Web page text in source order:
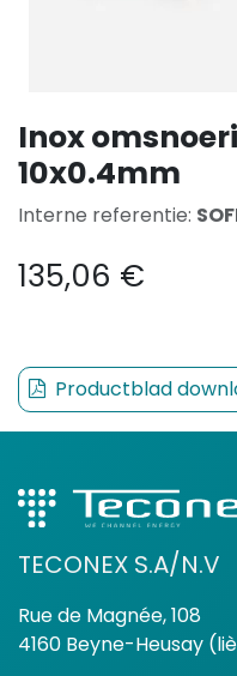
Inox
10x0.4mm
Interne referentie:
135,06 €
Productblad
TECONEX S.A/N.V
Rue de Magnée, 108
4160 Beyne-Heusay